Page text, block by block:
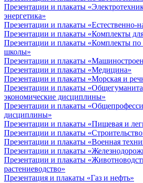
Презентации и плакаты
энергетика»
Презентации и плакаты «Естественно-
Презентации и плакаты «Комплекты
Презентации и плакаты «Комплекты по
школы»
Презентации и плакаты
Презентации и плакаты «Медицина»
Презентации и плакаты «Морская и
Презентации и плакаты
экономические дисциплины»
Презентации и плакаты
дисциплины»
Презентации и плакаты «Пищевая и
Презентации и плакаты
Презентации и плакаты «Военная
Презентации и плакаты
Презентации и плакаты
растениеводство»
Презентация и плакаты «Газ и нефть»